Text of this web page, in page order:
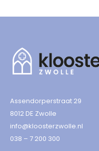
Assendorperstraat 29
8012 DE Zwolle
info@kloosterzwolle.nl
038 – 7 200 300